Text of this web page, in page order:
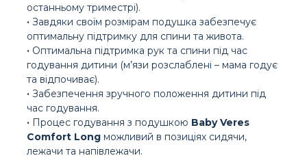
останньому триместрі).
· Завдяки своїм розмірам подушка забезпечує
оптимальну підтримку для спини та живота.
· Оптимальна підтримка рук та спини під час
годування дитини (м’язи розслаблені – мама годує
та відпочиває).
· Забезпечення зручного положення дитини під
час годування.
· Процес годування з подушкою Baby Veres
Comfort Long можливий в позиціях сидячи,
лежачи та напівлежачи.